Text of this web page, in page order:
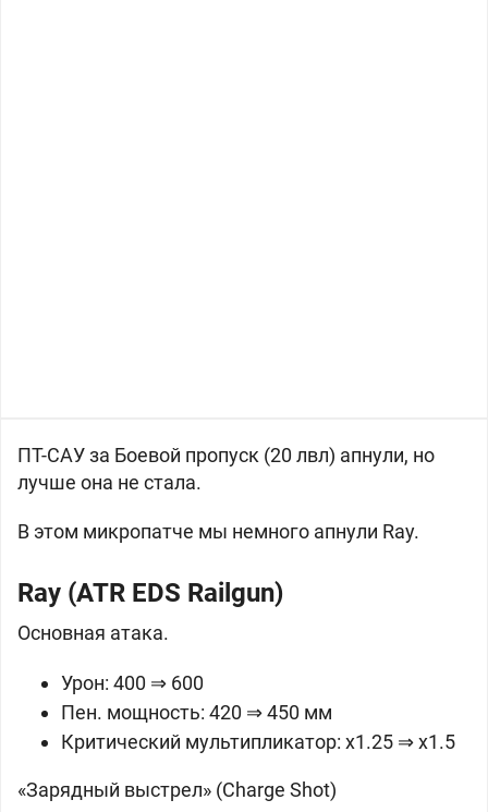
ПТ-САУ за Боевой пропуск (20 лвл) апнули, но
лучше она не стала.
В этом микропатче мы немного апнули Ray.
Ray (ATR EDS Railgun)
Основная атака.
Урон: 400 ⇒ 600
Пен. мощность: 420 ⇒ 450 мм
Критический мультипликатор: х1.25 ⇒ х1.5
«Зарядный выстрел» (Charge Shot)